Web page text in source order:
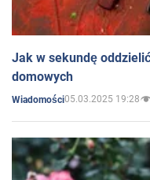
Jak w sekundę
domowych
Wiadomości05.03.2025 19:28